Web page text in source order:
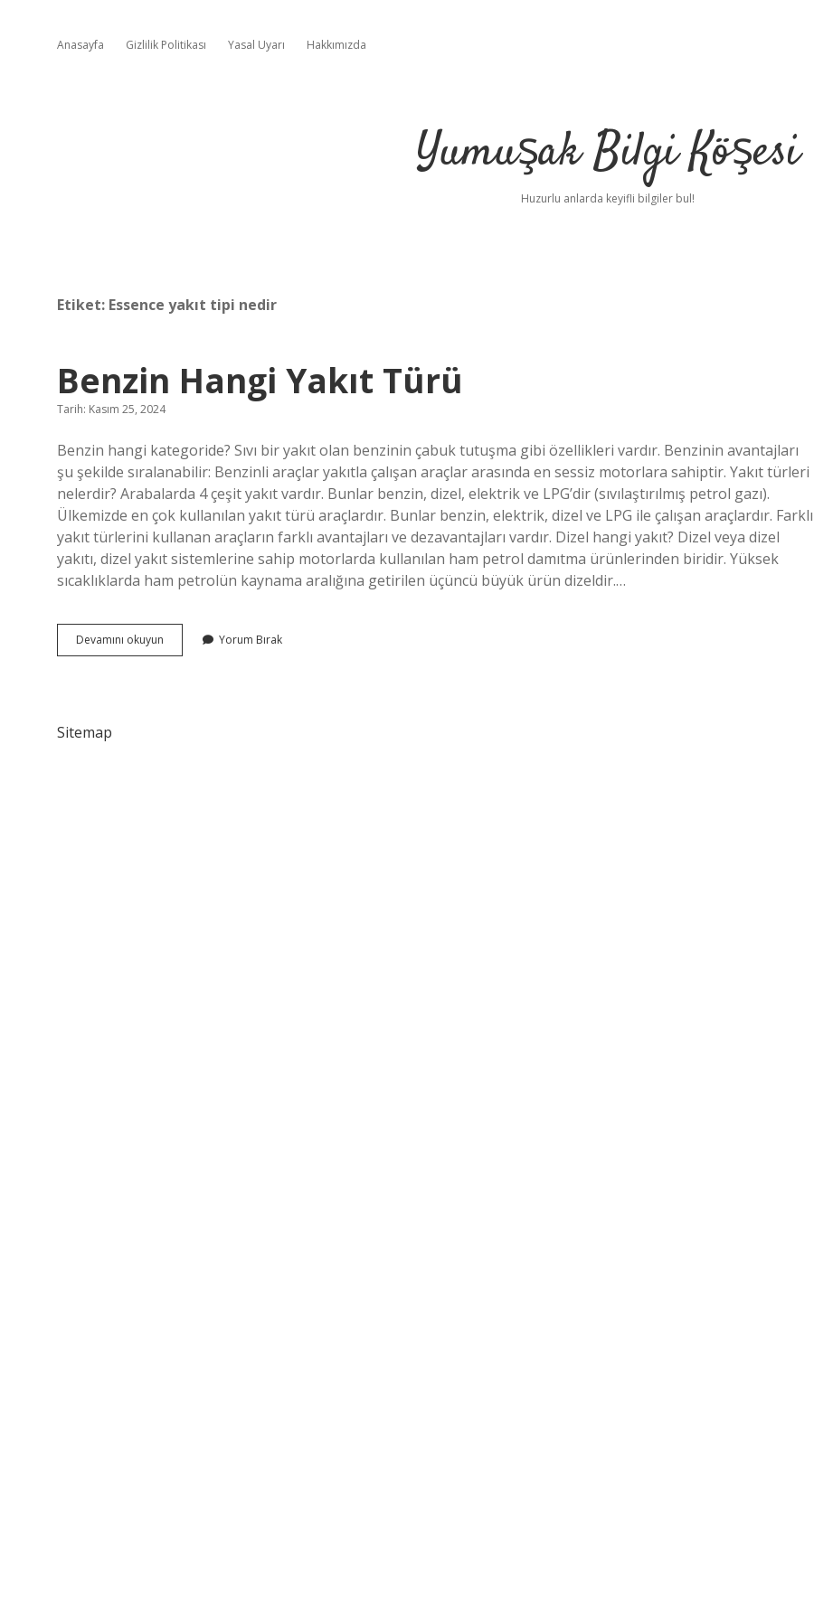
Anasayfa Gizlilik Politikası Yasal Uyarı Hakkımızda
Yumuşak Bilgi Köşesi
Huzurlu anlarda keyifli bilgiler bul!
Etiket: Essence yakıt tipi nedir
Benzin Hangi Yakıt Türü
Tarih: Kasım 25, 2024
Benzin hangi kategoride? Sıvı bir yakıt olan benzinin çabuk tutuşma gibi özellikleri vardır. Benzinin avantajları
şu şekilde sıralanabilir: Benzinli araçlar yakıtla çalışan araçlar arasında en sessiz motorlara sahiptir. Yakıt türleri
nelerdir? Arabalarda 4 çeşit yakıt vardır. Bunlar benzin, dizel, elektrik ve LPG’dir (sıvılaştırılmış petrol gazı).
Ülkemizde en çok kullanılan yakıt türü araçlardır. Bunlar benzin, elektrik, dizel ve LPG ile çalışan araçlardır. Farklı
yakıt türlerini kullanan araçların farklı avantajları ve dezavantajları vardır. Dizel hangi yakıt? Dizel veya dizel
yakıtı, dizel yakıt sistemlerine sahip motorlarda kullanılan ham petrol damıtma ürünlerinden biridir. Yüksek
sıcaklıklarda ham petrolün kaynama aralığına getirilen üçüncü büyük ürün dizeldir.…
Devamını okuyun
Hangi
Yorum Bırak
Sitemap